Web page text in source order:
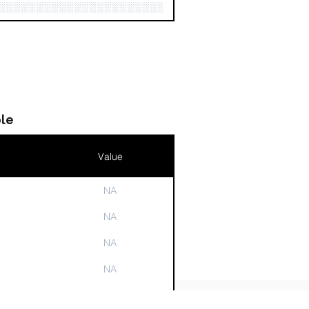
Value
NA
NA
NA
NA